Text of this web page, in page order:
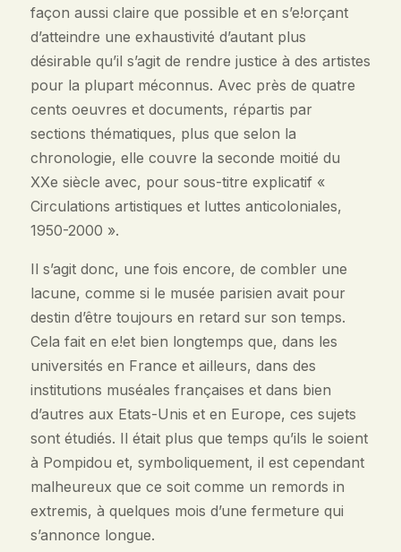
façon aussi claire que possible et en s’e!orçant
d’atteindre une exhaustivité d’autant plus
désirable qu’il s’agit de rendre justice à des artistes
pour la plupart méconnus. Avec près de quatre
cents oeuvres et documents, répartis par
sections thématiques, plus que selon la
chronologie, elle couvre la seconde moitié du
XXe siècle avec, pour sous-titre explicatif «
Circulations artistiques et luttes anticoloniales,
1950-2000 ».
Il s’agit donc, une fois encore, de combler une
lacune, comme si le musée parisien avait pour
destin d’être toujours en retard sur son temps.
Cela fait en e!et bien longtemps que, dans les
universités en France et ailleurs, dans des
institutions muséales françaises et dans bien
d’autres aux Etats-Unis et en Europe, ces sujets
sont étudiés. Il était plus que temps qu’ils le soient
à Pompidou et, symboliquement, il est cependant
malheureux que ce soit comme un remords in
extremis, à quelques mois d’une fermeture qui
s’annonce longue.